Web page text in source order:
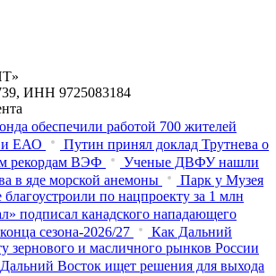
ИНН 9725083184
обеспечили работой 700 жителей
и ЕАО
Путин принял доклад Трутнева о
рекордам ВЭФ
Ученые ДВФУ нашли
в яде морской анемоны
Парк у Музея
благоустроили по нацпроекту за 1 млн
подписал канадского нападающего
сезона-2026/27
Как Дальний
зернового и масличного рынков России
Восток ищет решения для выхода